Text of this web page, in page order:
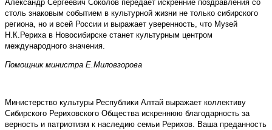
Александр Сергеевич Соколов передаёт искренние поздравления со
столь знаковым событием в культурной жизни не только сибирского
региона, но и всей России и выражает уверенность, что Музей
Н.К.Рериха в Новосибирске станет культурным центром
международного значения.
Помощник министра Е.Миловзорова
Министерство культуры Республики Алтай выражает коллективу
Сибирского Рериховского Общества искреннюю благодарность за
верность и патриотизм к наследию семьи Рерихов. Ваша преданность